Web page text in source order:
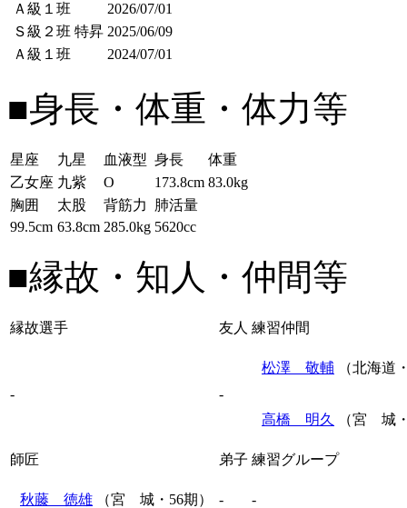
Ａ級１班
2026/07/01
Ｓ級２班 特昇 2025/06/09
Ａ級１班
2024/07/01
■身長・体重・体力等
星座 九星 血液型 身長
体重
乙女座 九紫 O 173.8cm 83.0kg
胸囲
太股 背筋力
肺活量
99.5cm 63.8cm 285.0kg 5620cc
■縁故・知人・仲間等
縁故選手 友人 練習仲間
- -
松澤 敬輔 （北海道
高橋 明久 （宮 城
師匠 弟子 練習グループ
秋藤 徳雄 （宮 城・56期） - -